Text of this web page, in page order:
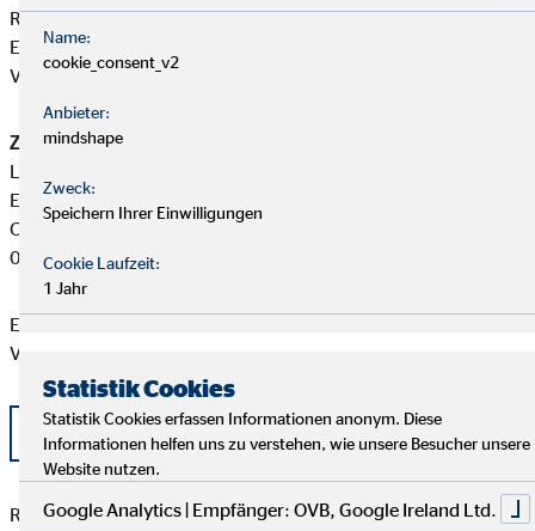
Rainer Sieß ist ein Immobiliardarlehensvermittler mit
Erlaubnispflicht nach § 34 i Abs. 1 GewO, eingetragen in das
Vermittlerregister gemäß § 34 i Abs. 8 GewO.
Zuständige Erlaubnisbehörde:
Landratsamt Saale-Holzland-Kreis Gewerbebehörde - Ortsteil
Eisenberg
Claußstraße 3
07607 Eisenberg
Eine aktuelle Auflistung der Produktpartner der OVB
Vermögensberatung AG finden Sie hier:
Liste OVB Produktpartner als PDF
Rainer Sieß besitzt weder direkte noch indirekte Beteiligungen
Name:
cookie_consent_v2
Anbieter:
mindshape
Zweck:
Speichern Ihrer Einwilligungen
Cookie Laufzeit:
1 Jahr
Statistik Cookies
Statistik Cookies erfassen Informationen anonym. Diese
Informationen helfen uns zu verstehen, wie unsere Besucher unsere
Website nutzen.
Google Analytics | Empfänger: OVB, Google Ireland Ltd.